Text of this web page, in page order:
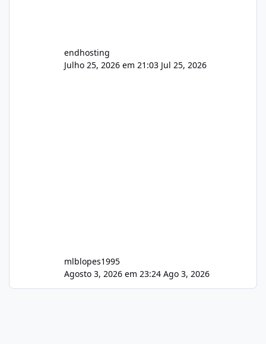
endhosting
Julho 25, 2026 em 21:03 Jul 25, 2026
mlblopes1995
Agosto 3, 2026 em 23:24 Ago 3, 2026